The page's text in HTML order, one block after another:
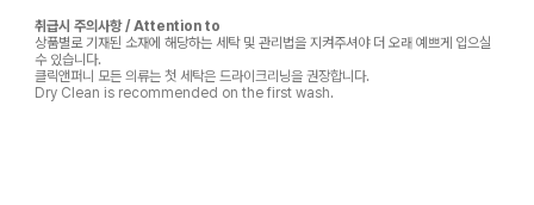
취급시 주의사항 / Attention to
상품별로 기재된 소재에 해당하는 세탁 및 관리법을 지켜주셔야 더 오래 예쁘게 입으실
수 있습니다.
클릭앤퍼니 모든 의류는 첫 세탁은 드라이크리닝을 권장합니다.
Dry Clean is recommended on the first wash.